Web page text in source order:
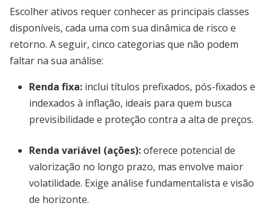
Escolher ativos requer conhecer as principais classes
disponíveis, cada uma com sua dinâmica de risco e
retorno. A seguir, cinco categorias que não podem
faltar na sua análise:
Renda fixa: inclui títulos prefixados, pós-fixados e
indexados à inflação, ideais para quem busca
previsibilidade e proteção contra a alta de preços.
Renda variável (ações):oferece potencial de
valorização no longo prazo, mas envolve maior
volatilidade. Exige análise fundamentalista e visão
de horizonte.